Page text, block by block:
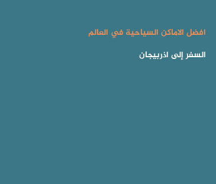
افضل الاماكن السياحية في العالم
السفر إلى اذربيجان